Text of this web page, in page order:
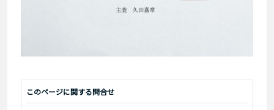
このページに関する問合せ